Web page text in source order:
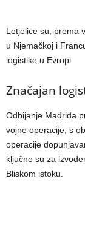
Letjelice su, prema
u Njemačkoj i
logistike u Evropi.
Značajan
Odbijanje Madrida
vojne operacije, s
operacije
ključne su za
Bliskom istoku.